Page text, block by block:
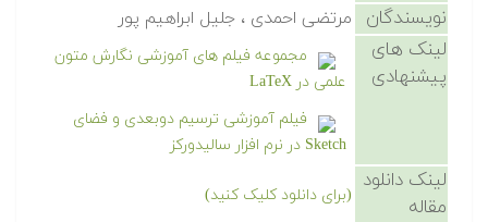
نویسندگان مرتضی احمدی ، جلیل ابراهیم پور
لینک های
پیشنهادی
مجموعه فیلم های آموزشی نگارش متون
علمی در LaTeX
فیلم آموزشی ترسیم دوبعدی و فضای
Sketch در نرم افزار سالیدورکز
لینک دانلود
مقاله
(برای دانلود کلیک کنید)